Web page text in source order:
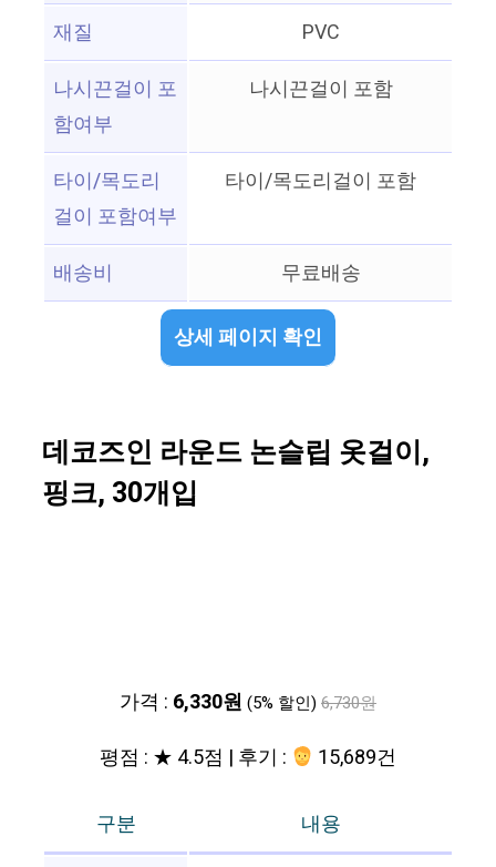
재질
PVC
나시끈걸이 포
함여부
나시끈걸이 포함
타이/목도리
걸이 포함여부
타이/목도리걸이 포함
배송비 무료배송
상세 페이지 확인
데코즈인 라운드 논슬립 옷걸이,
핑크, 30개입
가격 : 6,330원 (5% 할인) 6,730원
평점 : ★ 4.5점 | 후기 : 15,689건
구분
내용